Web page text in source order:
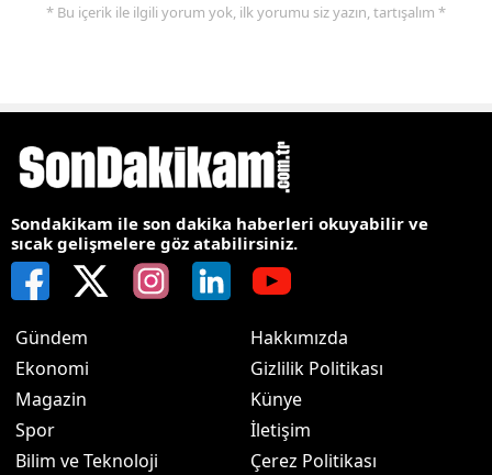
* Bu içerik ile ilgili yorum yok, ilk yorumu siz yazın, tartışalım *
Sondakikam ile son dakika haberleri okuyabilir ve
sıcak gelişmelere göz atabilirsiniz.
Gündem
Ekonomi
Magazin
Spor
Bilim ve Teknoloji
Hakkımızda
Gizlilik Politikası
Künye
İletişim
Çerez Politikası